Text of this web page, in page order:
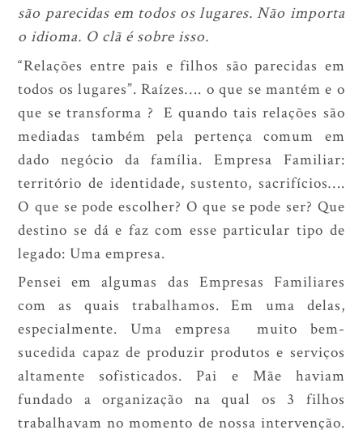
são parecidas em todos os lugares. Não importa
o idioma. O clã é sobre isso.
“Relações entre pais e filhos são parecidas em
todos os lugares”. Raízes…. o que se mantém e o
que se transforma ? E quando tais relações são
mediadas também pela pertença comum em
dado negócio da família. Empresa Familiar:
território de identidade, sustento, sacrifícios….
O que se pode escolher? O que se pode ser? Que
destino se dá e faz com esse particular tipo de
legado: Uma empresa.
Pensei em algumas das Empresas Familiares
com as quais trabalhamos. Em uma delas,
especialmente. Uma empresa muito bem-
sucedida capaz de produzir produtos e serviços
altamente sofisticados. Pai e Mãe haviam
fundado a organização na qual os 3 filhos
trabalhavam no momento de nossa intervenção.